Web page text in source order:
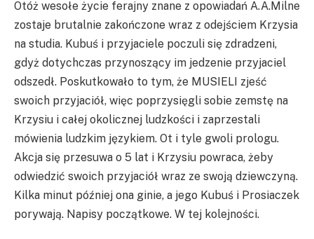
Otóż wesołe życie ferajny znane z opowiadań A.A.Milne
zostaje brutalnie zakończone wraz z odejściem Krzysia
na studia. Kubuś i przyjaciele poczuli się zdradzeni,
gdyż dotychczas przynoszący im jedzenie przyjaciel
odszedł. Poskutkowało to tym, że MUSIELI zjeść
swoich przyjaciół, więc poprzysięgli sobie zemstę na
Krzysiu i całej okolicznej ludzkości i zaprzestali
mówienia ludzkim językiem. Ot i tyle gwoli prologu.
Akcja się przesuwa o 5 lat i Krzysiu powraca, żeby
odwiedzić swoich przyjaciół wraz ze swoją dziewczyną.
Kilka minut później ona ginie, a jego Kubuś i Prosiaczek
porywają. Napisy początkowe. W tej kolejności.